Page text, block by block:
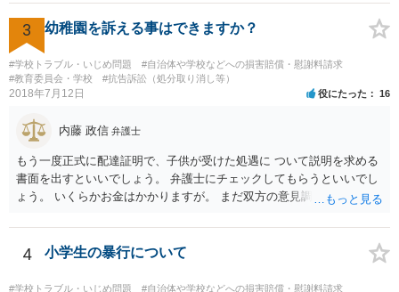
と説明しましょう。
3 幼稚園を訴える事はできますか？
#学校トラブル・いじめ問題
#自治体や学校などへの損害賠償・慰謝料請求
#教育委員会・学校
#抗告訴訟（処分取り消し等）
2018年7月12日 役にたった 16
内藤 政信 弁護士
もう一度正式に配達証明で、子供が受けた処遇に ついて説明を求める
書面を出すといいでしょう。 弁護士にチェックしてもらうといいでし
ょう。 いくらかお金はかかりますが。 まだ双方の意見調整が必要です
4 小学生の暴行について
#学校トラブル・いじめ問題
#自治体や学校などへの損害賠償・慰謝料請求